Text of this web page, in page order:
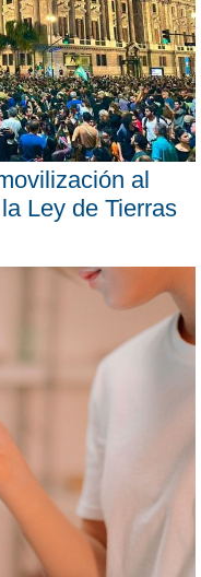
al
Ley de Tierras